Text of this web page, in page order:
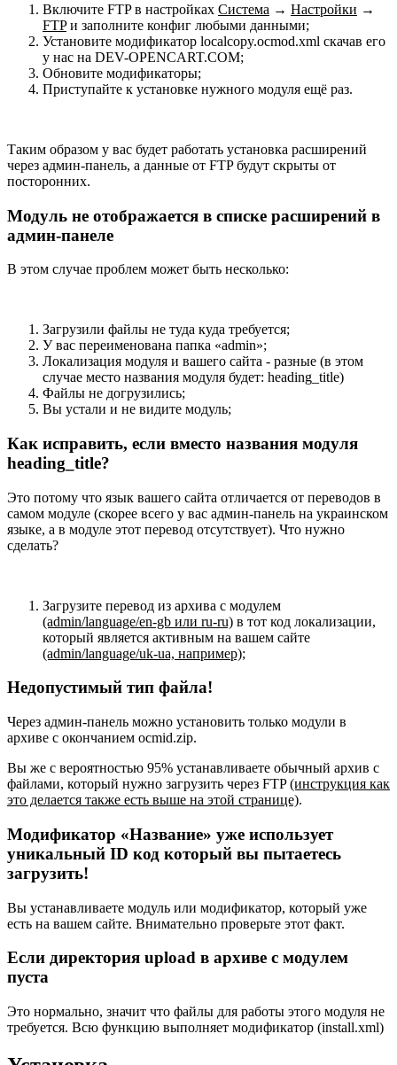
Включите FTP в настройках Система → Настройки →
FTPи заполните конфиг любыми данными;
Установите модификатор localcopy.ocmod.xml скачав его
у нас на DEV-OPENCART.COM;
Обновите модификаторы;
Приступайте к установке нужного модуля ещё раз.
Таким образом у вас будет работать установка расширений
через админ-панель, а данные от FTP будут скрыты от
посторонних.
Модуль не отображается в списке расширений в
админ-панеле
В этом случае проблем может быть несколько:
Загрузили файлы не туда куда требуется;
У вас переименована папка «admin»;
Локализация модуля и вашего сайта - разные (в этом
случае место названия модуля будет: heading_title)
Файлы не догрузились;
Вы устали и не видите модуль;
Как исправить, если вместо названия модуля
heading_title?
Это потому что язык вашего сайта отличается от переводов в
самом модуле (скорее всего у вас админ-панель на украинском
языке, а в модуле этот перевод отсутствует). Что нужно
сделать?
Загрузите перевод из архива с модулем
(admin/language/en-gb или ru-ru) в тот код локализации,
который является активным на вашем сайте
(admin/language/uk-ua, например);
Недопустимый тип файла!
Через админ-панель можно установить только модули в
архиве с окончанием ocmid.zip.
Вы же с вероятностью 95% устанавливаете обычный архив с
файлами, который нужно загрузить через FTP(инструкция как
это делается также есть выше на этой странице).
Модификатор «Название» уже использует
уникальный ID код который вы пытаетесь
загрузить!
Вы устанавливаете модуль или модификатор, который уже
есть на вашем сайте. Внимательно проверьте этот факт.
Если директория upload в архиве с модулем
пуста
Это нормально, значит что файлы для работы этого модуля не
требуется. Всю функцию выполняет модификатор (install.xml)